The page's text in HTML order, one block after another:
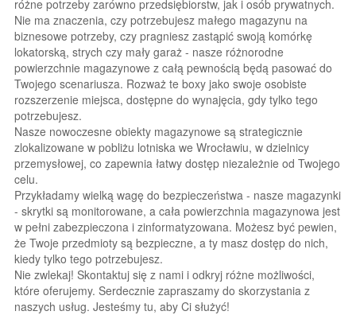
różne potrzeby zarówno przedsiębiorstw, jak i osób prywatnych.
Nie ma znaczenia, czy potrzebujesz małego magazynu na
biznesowe potrzeby, czy pragniesz zastąpić swoją komórkę
lokatorską, strych czy mały garaż - nasze różnorodne
powierzchnie magazynowe z całą pewnością będą pasować do
Twojego scenariusza. Rozważ te boxy jako swoje osobiste
rozszerzenie miejsca, dostępne do wynajęcia, gdy tylko tego
potrzebujesz.
Nasze nowoczesne obiekty magazynowe są strategicznie
zlokalizowane w pobliżu lotniska we Wrocławiu, w dzielnicy
przemysłowej, co zapewnia łatwy dostęp niezależnie od Twojego
celu.
Przykładamy wielką wagę do bezpieczeństwa - nasze magazynki
- skrytki są monitorowane, a cała powierzchnia magazynowa jest
w pełni zabezpieczona i zinformatyzowana. Możesz być pewien,
że Twoje przedmioty są bezpieczne, a ty masz dostęp do nich,
kiedy tylko tego potrzebujesz.
Nie zwlekaj! Skontaktuj się z nami i odkryj różne możliwości,
które oferujemy. Serdecznie zapraszamy do skorzystania z
naszych usług. Jesteśmy tu, aby Ci służyć!